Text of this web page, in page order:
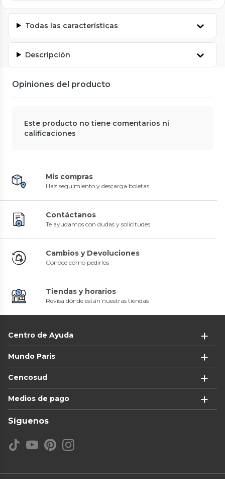
Todas las características
Descripción
Opiniones del producto
Este producto no tiene comentarios ni
calificaciones
Mis compras
Haz seguimiento y descarga boletas
Contáctanos
Te ayudamos con dudas y solicitudes
Cambios y Devoluciones
Conoce cómo pedirlos
Tiendas y horarios
Revisa dónde están nuestras tiendas
Centro de Ayuda
Mundo Paris
Cencosud
Medios de pago
Síguenos